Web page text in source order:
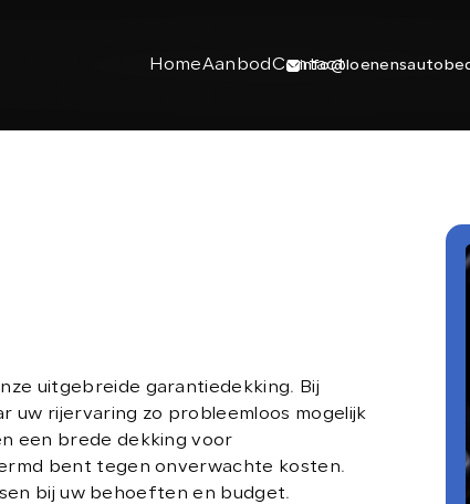
HomeAanbodContact
CONTACT
+31 6 23892532
uitgebreide garantiedekking. Bij
uw rijervaring zo probleemloos mogelijk
een brede dekking voor
bent tegen onverwachte kosten.
bij uw behoeften en budget.